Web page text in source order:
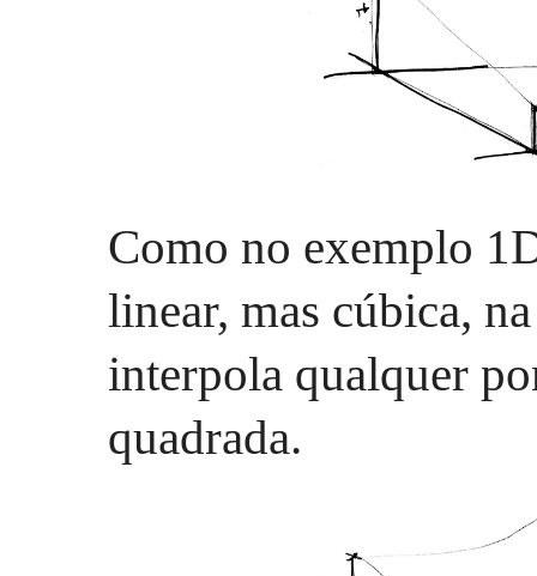
Como no exemplo
linear, mas cúbica,
interpola qualquer
quadrada.